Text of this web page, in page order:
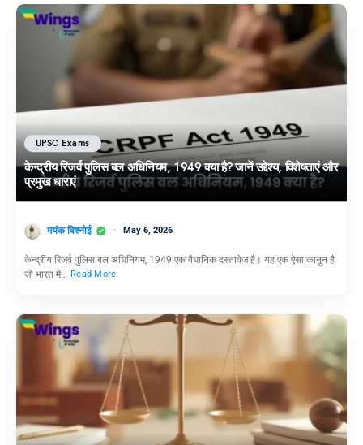
UPSC Exams
केन्द्रीय रिजर्व पुलिस बल अधिनियम, 1949 क्या है? जानें उद्देश्य, विशेषताएं और
प्रमुख धाराएं
मयंक विश्नोई May 6, 2026
केन्द्रीय रिजर्व पुलिस बल अधिनियम, 1949 एक वैधानिक दस्तावेज है। यह एक ऐसा कानून है
जो भारत में… Read More